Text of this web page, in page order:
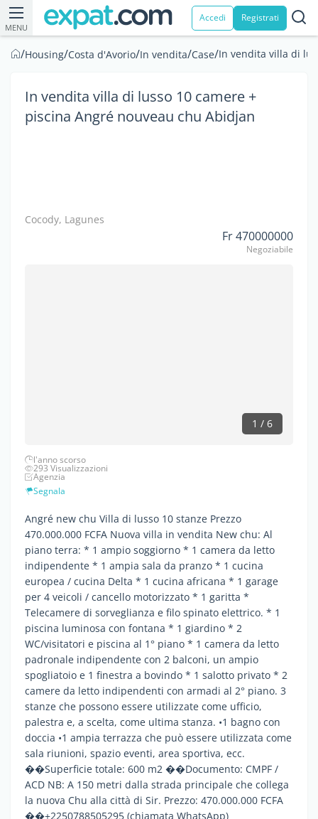
MENU
Accedi Registrati
/Housing/Costa d'Avorio/In vendita/Case/In vendita villa di
In vendita villa di lusso 10 camere +
piscina Angré nouveau chu Abidjan
Cocody, Lagunes
Fr 470000000
Negoziabile
1 / 6
l'anno scorso
293 Visualizzazioni
Agenzia
Segnala
Angré new chu Villa di lusso 10 stanze Prezzo
470.000.000 FCFA Nuova villa in vendita New chu: Al
piano terra: * 1 ampio soggiorno * 1 camera da letto
indipendente * 1 ampia sala da pranzo * 1 cucina
europea / cucina Delta * 1 cucina africana * 1 garage
per 4 veicoli / cancello motorizzato * 1 garitta *
Telecamere di sorveglianza e filo spinato elettrico. * 1
piscina luminosa con fontana * 1 giardino * 2
WC/visitatori e piscina al 1° piano * 1 camera da letto
padronale indipendente con 2 balconi, un ampio
spogliatoio e 1 finestra a bovindo * 1 salotto privato * 2
camere da letto indipendenti con armadi al 2° piano. 3
stanze che possono essere utilizzate come ufficio,
palestra e, a scelta, come ultima stanza. •1 bagno con
doccia •1 ampia terrazza che può essere utilizzata come
sala riunioni, spazio eventi, area sportiva, ecc.
��Superficie totale: 600 m2 ��Documento: CMPF /
ACD NB: A 150 metri dalla strada principale che collega
la nuova Chu alla città di Sir. Prezzo: 470.000.000 FCFA
��+2250788505295 (chiamata WhatsApp)